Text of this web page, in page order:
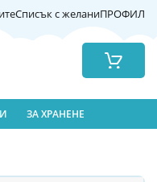
Списък с желаниПРОФИЛ
Количка
ЗА ХРАНЕНЕ